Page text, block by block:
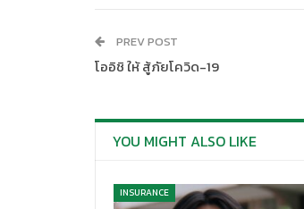
PREV POST
โออิชิ ให้ สู้ภัยโควิด-19
YOU MIGHT ALSO LIKE
INSURANCE